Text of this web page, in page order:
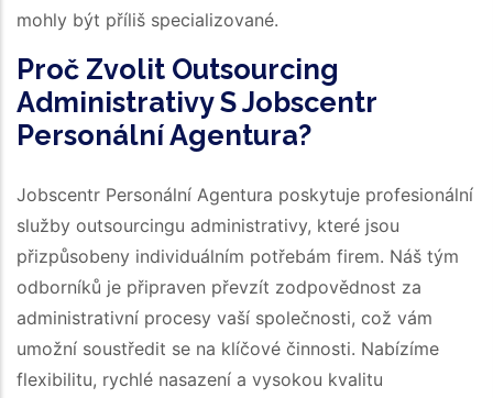
mohly být příliš specializované.
Proč Zvolit Outsourcing
Administrativy S Jobscentr
Personální Agentura?
Jobscentr Personální Agentura poskytuje profesionální
služby outsourcingu administrativy, které jsou
přizpůsobeny individuálním potřebám firem. Náš tým
odborníků je připraven převzít zodpovědnost za
administrativní procesy vaší společnosti, což vám
umožní soustředit se na klíčové činnosti. Nabízíme
flexibilitu, rychlé nasazení a vysokou kvalitu